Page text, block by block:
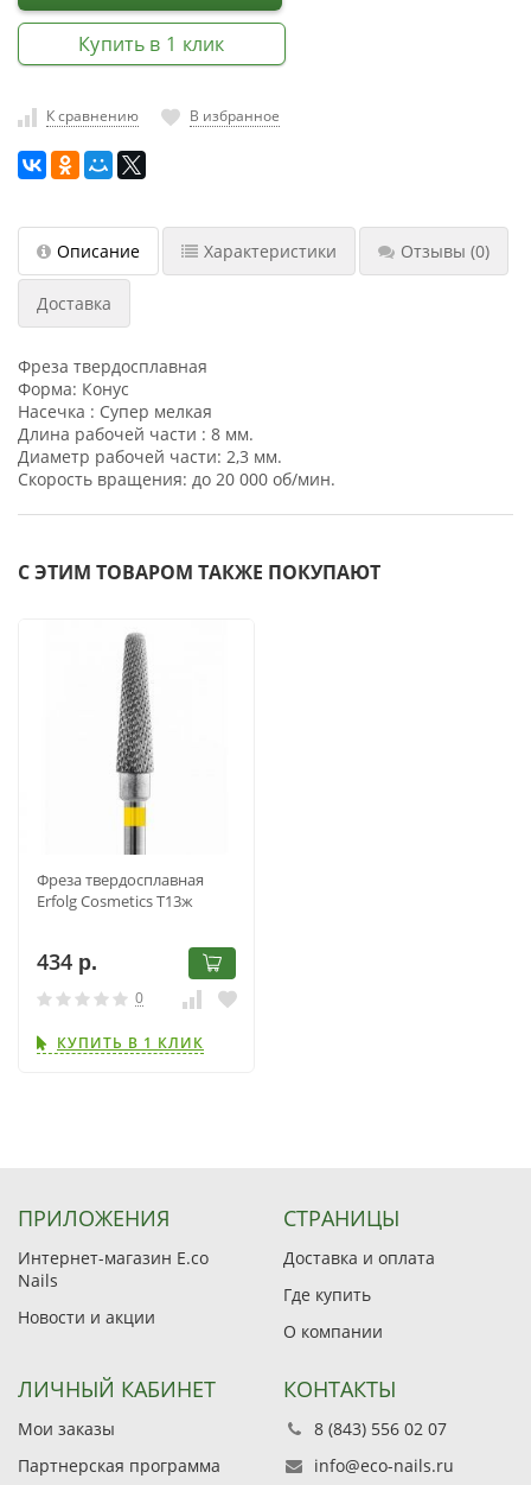
РАСПРОДАЖА
Купить в 1 клик
К сравнению В избранное
Описание Характеристики Отзывы (0)
Доставка
Фреза твердосплавная
Форма: Конус
Насечка : Супер мелкая
Длина рабочей части : 8 мм.
Диаметр рабочей части: 2,3 мм.
Скорость вращения: до 20 000 об/мин.
С ЭТИМ ТОВАРОМ ТАКЖЕ ПОКУПАЮТ
Фреза твердосплавная
Erfolg Cosmetics Т13ж
434 р.
0
КУПИТЬ В 1 КЛИК
ПРИЛОЖЕНИЯ
Интернет-магазин E.co
Nails
Новости и акции
СТРАНИЦЫ
Доставка и оплата
Где купить
О компании
ЛИЧНЫЙ КАБИНЕТ
Мои заказы
Партнерская программа
КОНТАКТЫ
8 (843) 556 02 07
info@eco-nails.ru